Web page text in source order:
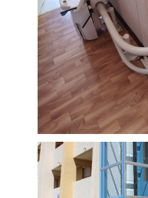
Fauteuil monte-
mesure, installé sur
colimaçon, chez un
Olonzac